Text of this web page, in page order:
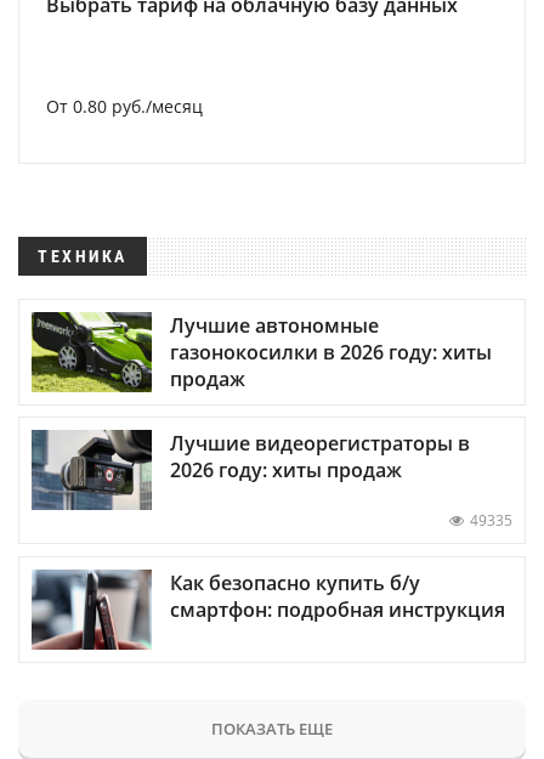
От 0.80 руб./месяц
ТЕХНИКА
Лучшие автономные
газонокосилки в 2026 году: хиты
продаж
Лучшие видеорегистраторы в
2026 году: хиты продаж
49335
Как безопасно купить б/у
смартфон: подробная инструкция
ПОКАЗАТЬ ЕЩЕ